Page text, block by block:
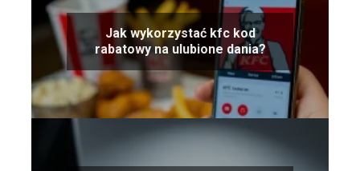
Jak wykorzystać kfc kod
rabatowy na ulubione dania?